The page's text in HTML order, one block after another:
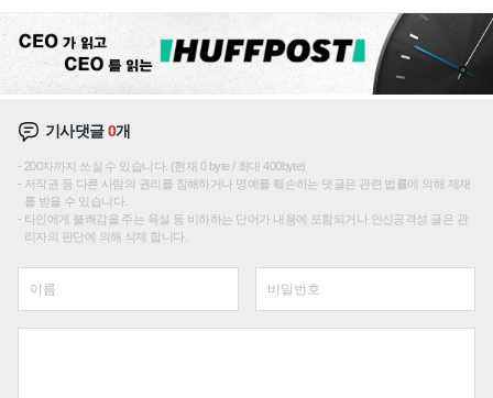
기사댓글0개
200자까지 쓰실 수 있습니다. (현재 0 byte / 최대 400byte)
저작권 등 다른 사람의 권리를 침해하거나 명예를 훼손하는 댓글은 관련 법률에 의해 제재
를 받을 수 있습니다.
타인에게 불쾌감을 주는 욕설 등 비하하는 단어가 내용에 포함되거나 인신공격성 글은 관
리자의 판단에 의해 삭제 합니다.